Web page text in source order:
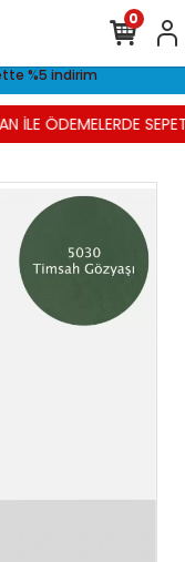
%5 indirim
İLE ÖDEMELERDE
0